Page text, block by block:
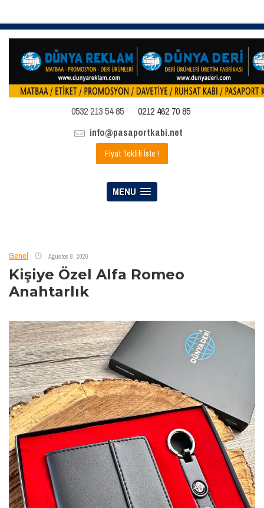
0532 213 54 85
0212 462 70 85
info@pasaportkabi.net
Fiyat Teklifi İste !
MENU
Genel Ağustos 8, 2026
Kişiye Özel Alfa Romeo
Anahtarlık